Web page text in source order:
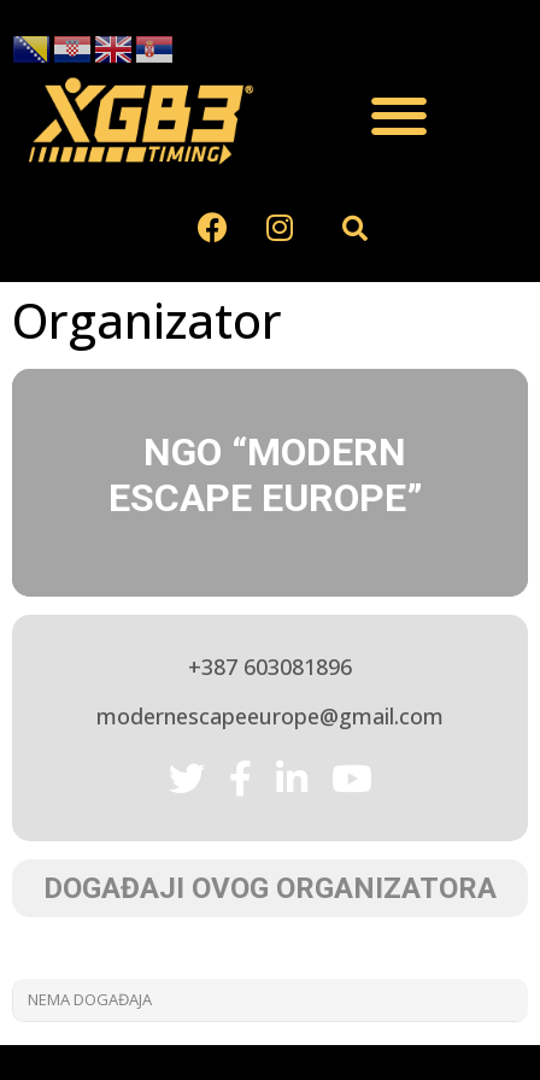
Organizator
NGO “MODERN
ESCAPE EUROPE”
+387 603081896
modernescapeeurope@gmail.com
DOGAĐAJI OVOG ORGANIZATORA
NEMA DOGAĐAJA